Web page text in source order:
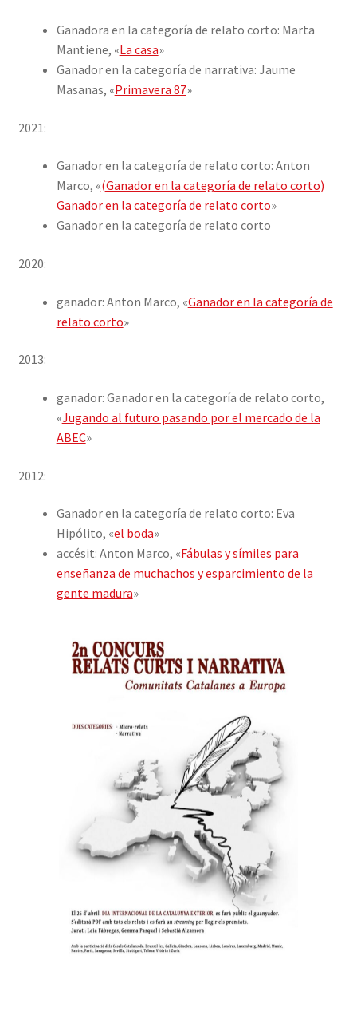
Ganadora en la categoría de relato corto: Marta
Mantiene, «La casa»
Ganador en la categoría de narrativa: Jaume
Masanas, «Primavera 87»
2021:
Ganador en la categoría de relato corto: Anton
Marco, «(Ganador en la categoría de relato corto)
Ganador en la categoría de relato corto»
Ganador en la categoría de relato corto
2020:
ganador: Anton Marco, «Ganador en la categoría de
relato corto»
2013:
ganador: Ganador en la categoría de relato corto,
«Jugando al futuro pasando por el mercado de la
ABEC»
2012:
Ganador en la categoría de relato corto: Eva
Hipólito, «el boda»
accésit: Anton Marco, «Fábulas y símiles para
enseñanza de muchachos y esparcimiento de la
gente madura»